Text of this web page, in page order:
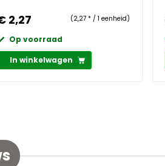
2,27 (2,27 * / 1 eenheid)
Op voorraad
In winkelwagen